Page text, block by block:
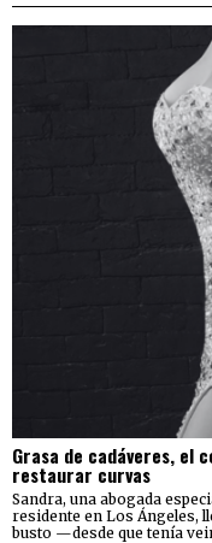
Grasa de cadáveres, el
restaurar curvas
Sandra, una abogada
residente en Los Ángeles,
busto —desde que tenía